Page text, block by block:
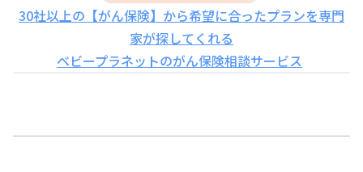
30社以上の【がん保険】から希望に合ったプランを専門
家が探してくれる
ベビープラネットのがん保険相談サービス